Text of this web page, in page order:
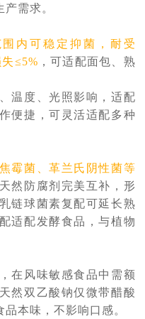
需求。
围内可稳定抑菌，耐受
≤5% ，可适配面包、熟
温度、光照影响，适配
便捷，可灵活适配多种
霉菌、革兰氏阴性菌等
然防腐剂完美互补，形
乳链球菌素复配可延长熟
适配发酵食品，与植物
在风味敏感食品中需额
天然双乙酸钠仅微带醋酸
本味，不影响口感。